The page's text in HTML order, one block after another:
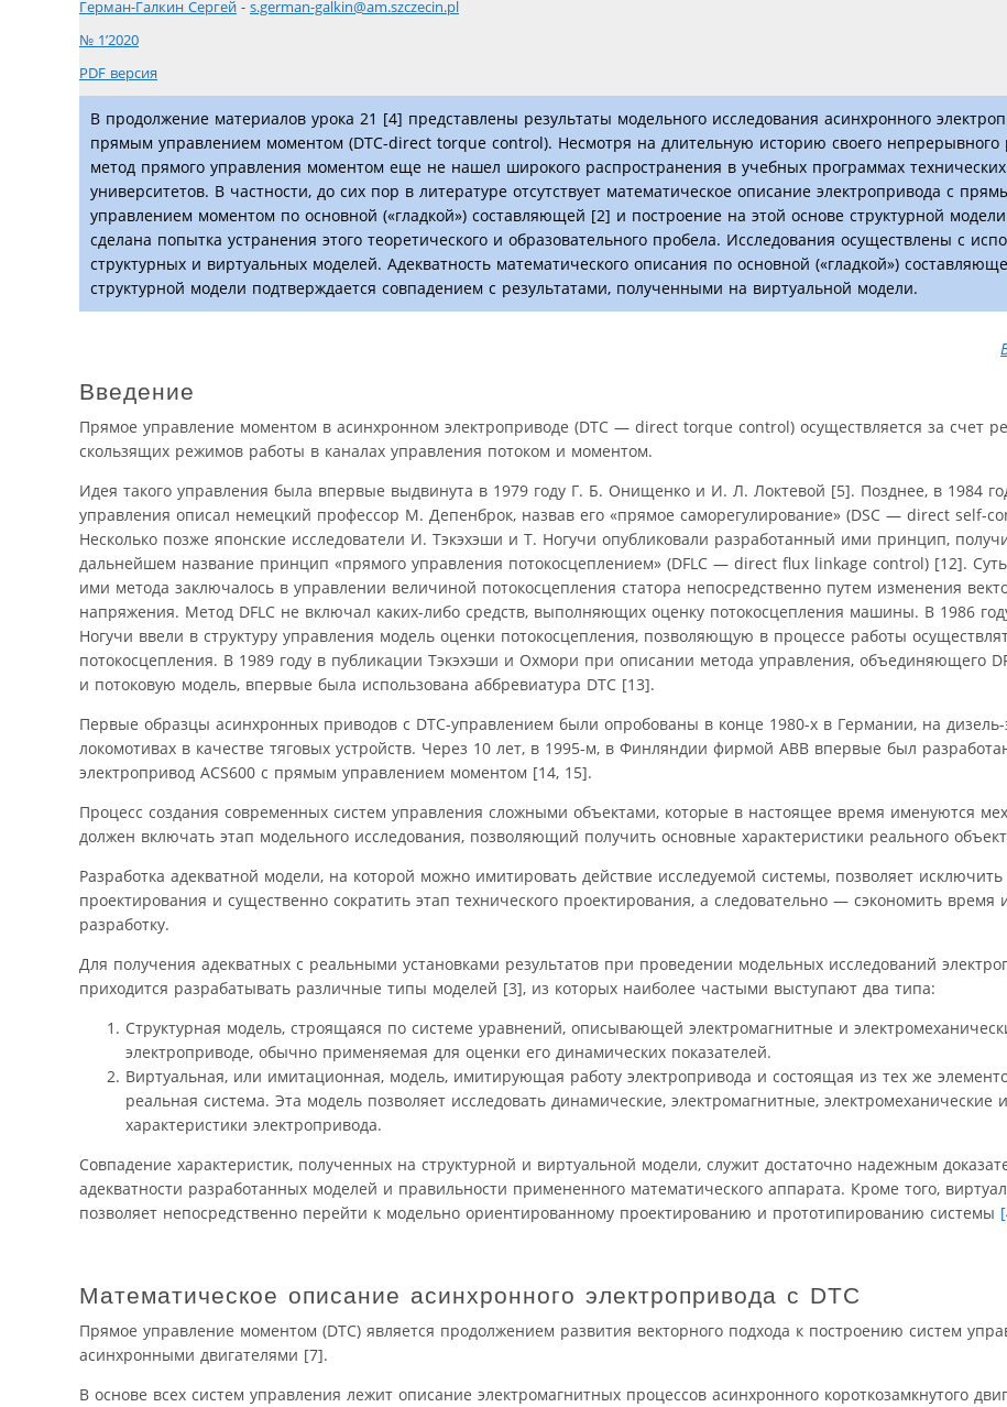
Герман-Галкин Сергей - s.german-galkin@am.szczecin.pl
№ 1’2020
PDF версия
В продолжение материалов урока 21 [4] представлены результаты модельного исследования асинхронного
прямым управлением моментом (DTC-direct torque control). Несмотря на длительную историю своего непрерывного
метод прямого управления моментом еще не нашел широкого распространения в учебных программах технических
университетов. В частности, до сих пор в литературе отсутствует математическое описание электропривода с
управлением моментом по основной («гладкой») составляющей [2] и построение на этой основе структурной
сделана попытка устранения этого теоретического и образовательного пробела. Исследования осуществлены с
структурных и виртуальных моделей. Адекватность математического описания по основной («гладкой»)
структурной модели подтверждается совпадением с результатами, полученными на виртуальной модели.
Введение
Прямое управление моментом в асинхронном электроприводе (DTC — direct torque control) осуществляется за счет
скользящих режимов работы в каналах управления потоком и моментом.
Идея такого управления была впервые выдвинута в 1979 году Г. Б. Онищенко и И. Л. Локтевой [5]. Позднее, в 1984
управления описал немецкий профессор М. Депенброк, назвав его «прямое саморегулирование» (DSC — direct self-
Несколько позже японские исследователи И. Тэкэхэши и Т. Ногучи опубликовали разработанный ими принцип,
дальнейшем название принцип «прямого управления потоко­сцеплением» (DFLC — direct flux linkage control) [12].
ими метода заключалось в управлении величиной потокосцепления статора непосредственно путем изменения
напряжения. Метод DFLC не включал каких-либо средств, выполняющих оценку потоко­сцепления машины. В 1986
Ногучи ввели в структуру управления модель оценки потокосцепления, позволяющую в процессе работы
потокосцепления. В 1989 году в публикации Тэкэхэши и Охмори при описании метода управления, объединяющего
и потоковую модель, впервые была использована аббревиатура DTC [13].
Первые образцы асинхронных приводов с DTC-управлением были опробованы в конце 1980-х в Германии, на дизель-
локомотивах в качестве тяговых устройств. Через 10 лет, в 1995-м, в Финляндии фирмой ABB впервые был
электропривод ACS600 с прямым управлением моментом [14, 15].
Процесс создания современных систем управления сложными объектами, которые в настоящее время именуются
должен включать этап модельного исследования, позволяющий получить основные характеристики реального
Разработка адекватной модели, на которой можно имитировать действие исследуемой системы, позволяет исключить
проектирования и существенно сократить этап технического проектирования, а следовательно — сэкономить время
разработку.
Для получения адекватных с реальными установками результатов при проведении модельных исследований
приходится разрабатывать различные типы моделей [3], из которых наиболее частыми выступают два типа:
Структурная модель, строящаяся по системе уравнений, описывающей электромагнитные и
электроприводе, обычно применяемая для оценки его динамических показателей.
Виртуальная, или имитационная, модель, имитирующая работу электропривода и состоящая из тех же
реальная система. Эта модель позволяет исследовать динамические, электромагнитные, электромеханические
характеристики электропривода.
Совпадение характеристик, полученных на структурной и виртуальной модели, служит достаточно надежным
адекватности разработанных моделей и правильности примененного математического аппарата. Кроме того,
позволяет непосредственно перейти к модельно ориентированному проектированию и прототипированию системы
Математическое описание асинхронного электропривода с DTC
Прямое управление моментом (DTC) является продолжением развития векторного подхода к построению систем
асинхронными двигателями [7].
В основе всех систем управления лежит описание электромагнитных процессов асинхронного короткозамкнутого